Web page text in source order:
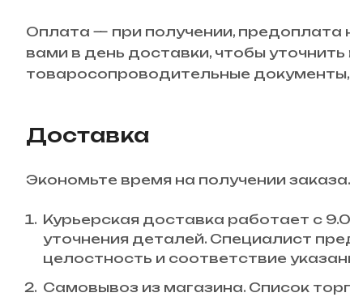
Оплата — при получении, предоплата
вами в день доставки, чтобы
товаросопроводительные
Доставка
Экономьте время на получении
Курьерская доставка работает с
уточнения деталей. Специалист
целостность и соответствие
Самовывоз из магазина. Список